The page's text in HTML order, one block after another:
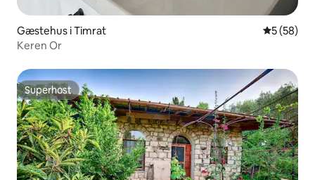
Gæstehus i Timrat 5 ud af 5 i
5 (58)
Keren Or
Superhost
Superhost